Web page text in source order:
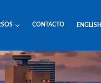
CONTACTO ENGLISH